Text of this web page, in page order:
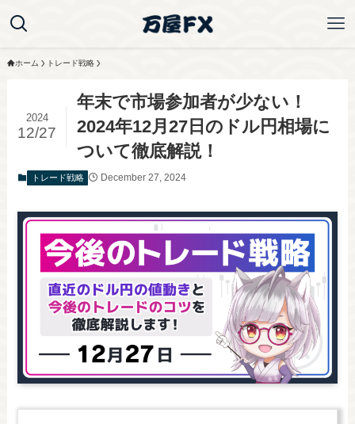
ホーム トレード戦略
年末で市場参加者が少ない！
2024年12月27日のドル円相場に
ついて徹底解説！
2024
12/27
トレード戦略 December 27, 2024